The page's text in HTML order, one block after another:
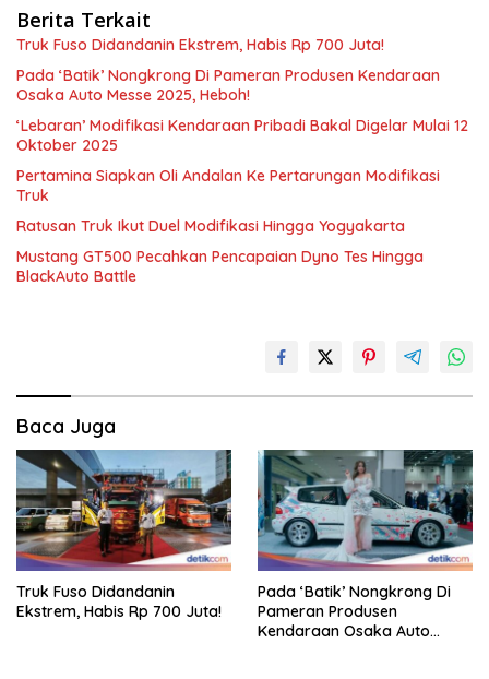
Berita Terkait
Truk Fuso Didandanin Ekstrem, Habis Rp 700 Juta!
Pada ‘Batik’ Nongkrong Di Pameran Produsen Kendaraan
Osaka Auto Messe 2025, Heboh!
‘Lebaran’ Modifikasi Kendaraan Pribadi Bakal Digelar Mulai 12
Oktober 2025
Pertamina Siapkan Oli Andalan Ke Pertarungan Modifikasi
Truk
Ratusan Truk Ikut Duel Modifikasi Hingga Yogyakarta
Mustang GT500 Pecahkan Pencapaian Dyno Tes Hingga
BlackAuto Battle
Baca Juga
Truk Fuso Didandanin
Ekstrem, Habis Rp 700 Juta!
Pada ‘Batik’ Nongkrong Di
Pameran Produsen
Kendaraan Osaka Auto